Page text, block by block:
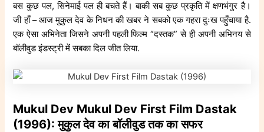
बस कुछ पल, सिनेमाई पल ही बचते हैं। बाकी सब कुछ प्रकृति में क्षणभंगुर है।
जी हाँ – आज मुकुल देव के निधन की खबर ने सबको एक गहरा दुःख पहुँचाया है.
एक ऐसा अभिनेता जिसने अपनी पहली फिल्म “दस्तक” से ही अपनी अभिनय से
बॉलीवुड इंडस्ट्री में सबका दिल जीत लिया.
Mukul Dev Mukul Dev First Film Dastak
(1996): मुकुल देव का बॉलीवुड तक का सफर